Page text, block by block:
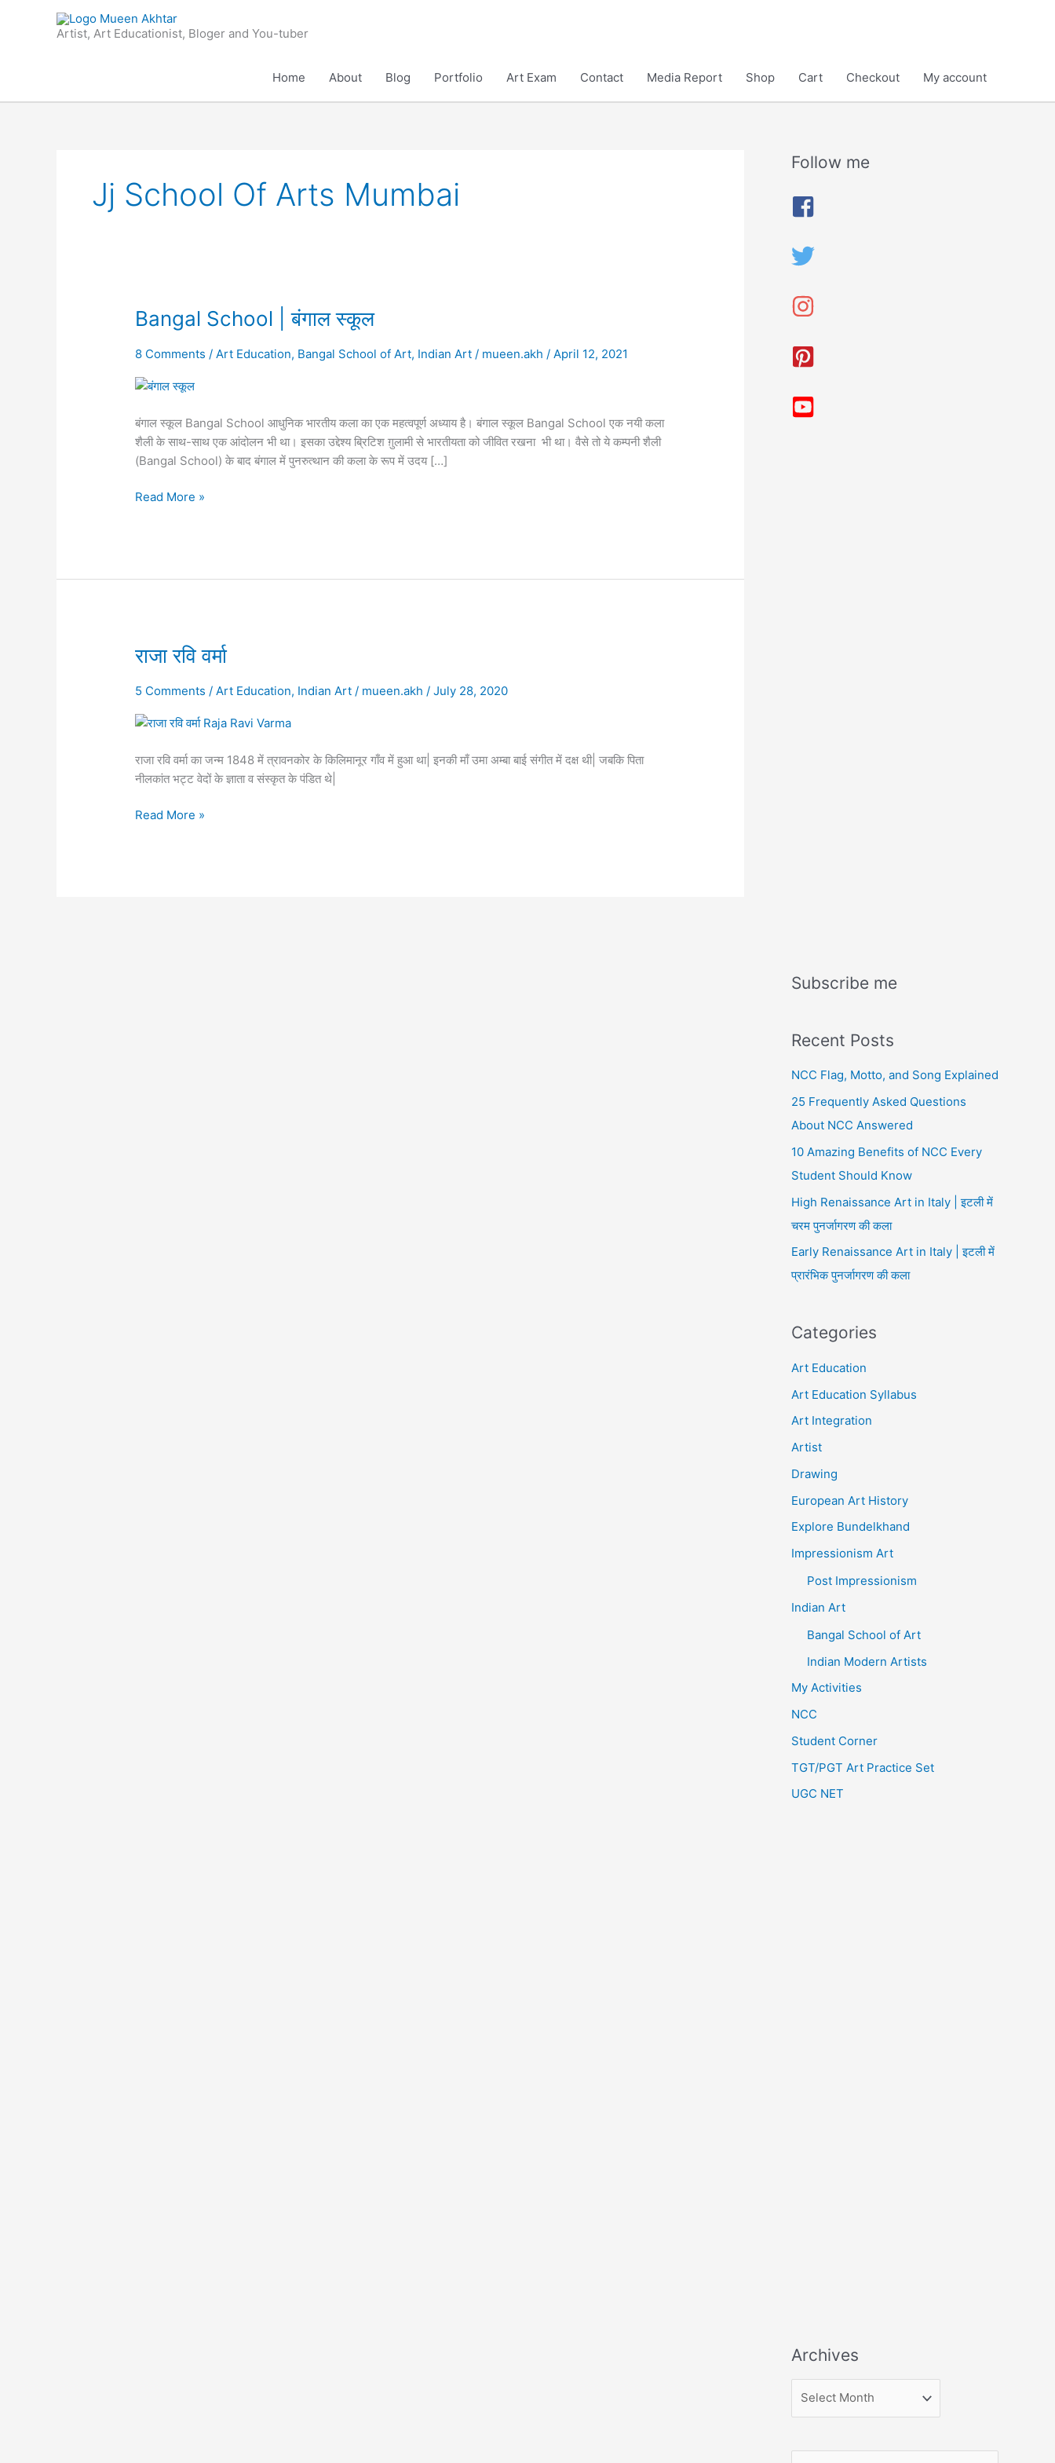
Artist, Art Educationist, Bloger and You-tuber
Home About Blog Portfolio Art Exam Contact Media Report Shop Cart Checkout My account
Jj School Of Arts Mumbai
Bangal School | बंगाल स्कूल
8 Comments /Art Education, Bangal School of Art, Indian Art / mueen.akh/April 12, 2021
बंगाल स्कूल Bangal School आधुनिक भारतीय कला का एक महत्वपूर्ण अध्याय है। बंगाल स्कूल Bangal School एक नयी कला
शैली के साथ-साथ एक आंदोलन भी था। इसका उद्देश्य ब्रिटिश ग़ुलामी से भारतीयता को जीवित रखना भी था। वैसे तो ये कम्पनी शैली
(Bangal School) के बाद बंगाल में पुनरुत्थान की कला के रूप में उदय […]
Bangal
|
स्कूल
Read More »
राजा रवि वर्मा
5 Comments /Art Education, Indian Art / mueen.akh/July 28, 2020
राजा रवि वर्मा का जन्म 1848 में त्रावनकोर के किलिमानूर गाँव में हुआ था| इनकी माँ उमा अम्बा बाई संगीत में दक्ष थी| जबकि पिता
नीलकांत भट्ट वेदों के ज्ञाता व संस्कृत के पंडित थे|
राजा
वर्मा
Read More »
Follow me
Subscribe me
Recent Posts
NCC Flag, Motto, and Song Explained
25 Frequently Asked Questions
About NCC Answered
10 Amazing Benefits of NCC Every
Student Should Know
High Renaissance Art in Italy | इटली में
चरम पुनर्जागरण की कला
Early Renaissance Art in Italy | इटली में
प्रारंभिक पुनर्जागरण की कला
Categories
Art Education
Art Education Syllabus
Art Integration
Artist
Drawing
European Art History
Explore Bundelkhand
Impressionism Art
Post Impressionism
Indian Art
Bangal School of Art
Indian Modern Artists
My Activities
NCC
Student Corner
TGT/PGT Art Practice Set
UGC NET
Archives
A
i
e